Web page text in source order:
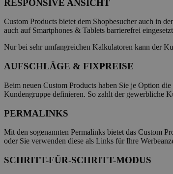
RESPONSIVE ANSICHT
Custom Products bietet dem Shopbesucher auch in
auch auf Smartphones & Tablets barrierefrei
Nur bei sehr umfangreichen Kalkulatoren kann der
AUFSCHLÄGE & FIXPREISE
Beim neuen Custom Products haben Sie je Option
Kundengruppe definieren. So zahlt der gewerbliche
PERMALINKS
Mit den sogenannten Permalinks bietet das Custom
oder Sie verwenden diese als Links für Ihre
SCHRITT-FÜR-SCHRITT-MODUS